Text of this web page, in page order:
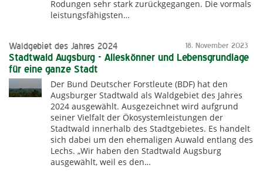
Rodungen sehr stark zurückgegangen. Die vormals
leistungsfähigsten…
18. November 2023
Waldgebiet des Jahres 2024
Stadtwald Augsburg - Alleskönner und Lebensgrundlage
für eine ganze Stadt
Der Bund Deutscher Forstleute (BDF) hat den
Augsburger Stadtwald als Waldgebiet des Jahres
2024 ausgewählt. Ausgezeichnet wird aufgrund
seiner Vielfalt der Ökosystemleistungen der
Stadtwald innerhalb des Stadtgebietes. Es handelt
sich dabei um den ehemaligen Auwald entlang des
Lechs. „Wir haben den Stadtwald Augsburg
ausgewählt, weil es den…